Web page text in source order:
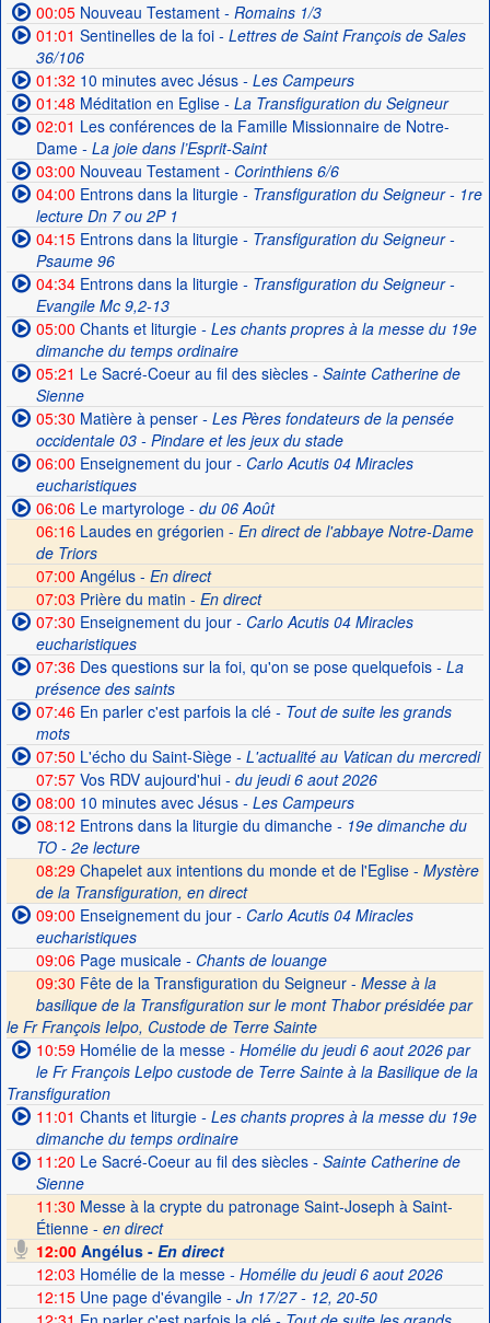
00:05Nouveau Testament- Romains 1/3
01:01 Sentinelles de la foi- Lettres de Saint François de Sales
36/106
01:32 10 minutes avec Jésus- Les Campeurs
01:48 Méditation en Eglise- La Transfiguration du Seigneur
02:01 Les conférences de la Famille Missionnaire de Notre-
Dame- La joie dans l’Esprit-Saint
03:00 Nouveau Testament- Corinthiens 6/6
04:00 Entrons dans la liturgie- Transfiguration du Seigneur - 1re
lecture Dn 7 ou 2P 1
04:15Entrons dans la liturgie- Transfiguration du Seigneur -
Psaume 96
04:34Entrons dans la liturgie- Transfiguration du Seigneur -
Evangile Mc 9,2-13
05:00 Chants et liturgie- Les chants propres à la messe du 19e
dimanche du temps ordinaire
05:21 Le Sacré-Coeur au fil des siècles- Sainte Catherine de
Sienne
05:30 Matière à penser- Les Pères fondateurs de la pensée
occidentale 03 - Pindare et les jeux du stade
06:00 Enseignement du jour- Carlo Acutis 04 Miracles
eucharistiques
06:06Le martyrologe- du 06 Août
06:16 Laudes en grégorien - En direct de l'abbaye Notre-Dame
de Triors
07:00 Angélus - En direct
07:03 Prière du matin - En direct
07:30 Enseignement du jour- Carlo Acutis 04 Miracles
eucharistiques
07:36Des questions sur la foi, qu'on se pose quelquefois- La
présence des saints
07:46En parler c'est parfois la clé- Tout de suite les grands
mots
07:50 L'écho du Saint-Siège- L'actualité au Vatican du mercredi
07:57Vos RDV aujourd'hui- du jeudi 6 aout 2026
08:00 10 minutes avec Jésus- Les Campeurs
08:12 Entrons dans la liturgie du dimanche- 19e dimanche du
TO - 2e lecture
08:29 Chapelet aux intentions du monde et de l'Eglise - Mystère
de la Transfiguration, en direct
09:00 Enseignement du jour- Carlo Acutis 04 Miracles
eucharistiques
09:06Page musicale- Chants de louange
09:30 Fête de la Transfiguration du Seigneur - Messe à la
basilique de la Transfiguration sur le mont Thabor présidée par
le Fr François Ielpo, Custode de Terre Sainte
10:59Homélie de la messe- Homélie du jeudi 6 aout 2026 par
le Fr François Lelpo custode de Terre Sainte à la Basilique de la
Transfiguration
11:01 Chants et liturgie- Les chants propres à la messe du 19e
dimanche du temps ordinaire
11:20 Le Sacré-Coeur au fil des siècles- Sainte Catherine de
Sienne
11:30 Messe à la crypte du patronage Saint-Joseph à Saint-
Étienne - en direct
12:00Angélus - En direct
12:03 Homélie de la messe- Homélie du jeudi 6 aout 2026
12:15Une page d'évangile- Jn 17/27 - 12, 20-50